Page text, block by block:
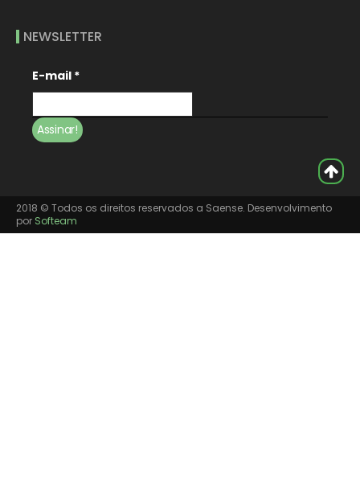
NEWSLETTER
E-mail *
2018 © Todos os direitos reservados a Saense. Desenvolvimento
por Softeam